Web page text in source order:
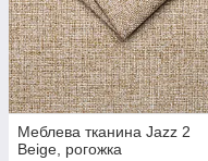
Меблева тканина Jazz 2
Beige, рогожка